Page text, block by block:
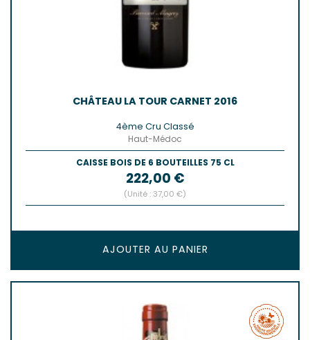
CHÂTEAU LA TOUR CARNET 2016
4ème Cru Classé
Haut-Médoc
CAISSE BOIS DE 6 BOUTEILLES 75 CL
Prix
222,00 €
(Unité : 37,00 €)
AJOUTER AU PANIER